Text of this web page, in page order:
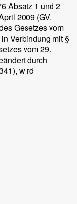
Absatz 1 und 2
2009 (GV.
Gesetzes vom
Verbindung mit §
vom 29.
durch
wird